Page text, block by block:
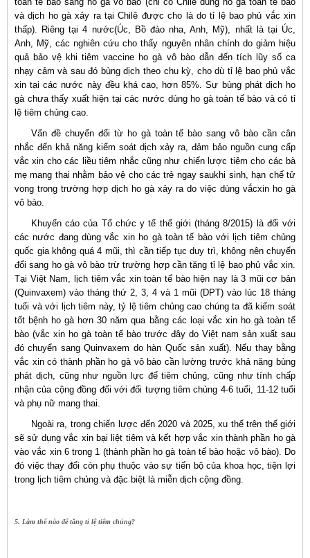
và dịch ho gà xảy ra tại Chilê được cho là do tỉ lệ bao phủ vắc xin
thấp). Riêng tại 4 nước(Úc, Bồ đào nha, Anh, Mỹ), nhất là tại Úc,
Anh, Mỹ, các nghiên cứu cho thấy nguyên nhân chính do giảm hiệu
quả bảo vệ khi tiêm vaccine ho gà vô bào dẫn đến tích lũy số ca
nhạy cảm và sau đó bùng dịch theo chu kỳ, cho dù tỉ lệ bao phủ vắc
xin tại các nước này đều khá cao, hơn 85%. Sự bùng phát dịch ho
gà chưa thấy xuất hiện tại các nước dùng ho gà toàn tế bào và có tỉ
lệ tiêm chủng cao.
Vấn đề chuyển đổi từ ho gà toàn tế bào sang vô bào cần cân
nhắc đến khả năng kiểm soát dịch xảy ra, đảm bảo nguồn cung cấp
vắc xin cho các liều tiêm nhắc cũng như chiến lược tiêm cho các bà
mẹ mang thai nhằm bảo vệ cho các trẻ ngay saukhi sinh, hạn chế tử
vong trong trường hợp dịch ho gà xảy ra do việc dùng vắcxin ho gà
vô bào.
Khuyến cáo của Tổ chức y tế thế giới (tháng 8/2015) là đối với
các nước đang dùng vắc xin ho gà toàn tế bào với lịch tiêm chủng
quốc gia không quá 4 mũi, thì cần tiếp tục duy trì, không nên chuyển
đổi sang ho gà vô bào trừ trường hợp cần tăng tỉ lệ bao phủ vắc xin.
Tại Việt Nam, lịch tiêm vắc xin toàn tế bào hiện nay là 3 mũi cơ bản
(Quinvaxem) vào tháng thứ 2, 3, 4 và 1 mũi (DPT) vào lúc 18 tháng
tuổi và với lịch tiêm này, tỷ lệ tiêm chủng cao chúng ta đã kiểm soát
tốt bệnh ho gà hơn 30 năm qua bằng các loại vắc xin ho gà toàn tế
bào (vắc xin ho gà toàn tế bào trước đây do Việt nam sản xuất sau
đó chuyển sang Quinvaxem do hàn Quốc sản xuất). Nếu thay bằng
vắc xin có thành phần ho gà vô bào cần lường trước khả năng bùng
phát dịch, cũng như nguồn lực để tiêm chủng, cũng như tính chấp
nhận của cộng đồng đối với đối tượng tiêm chủng 4-6 tuổi, 11-12 tuổi
và phụ nữ mang thai.
Ngoài ra, trong chiến lược đến 2020 và 2025, xu thế trên thế giới
sẽ sử dụng vắc xin bại liệt tiêm và kết hợp vắc xin thành phần ho gà
vào vắc xin 6 trong 1 (thành phần ho gà toàn tế bào hoặc vô bào). Do
đó việc thay đổi còn phụ thuộc vào sự tiến bộ của khoa học, tiện lợi
trong lịch tiêm chủng và đặc biệt là miễn dịch cộng đồng.
5. Làm thế nào để tăng tỉ lệ tiêm chủng?